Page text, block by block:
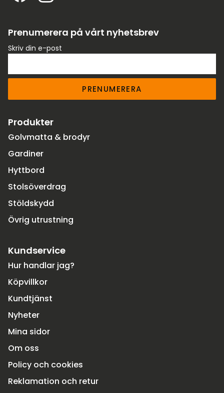
Prenumerera på vårt nyhetsbrev
Skriv din e-post
PRENUMERERA
Produkter
Golvmatta & brodyr
Gardiner
Hyttbord
Stolsöverdrag
Stöldskydd
Övrig utrustning
Kundservice
Hur handlar jag?
Köpvillkor
Kundtjänst
Nyheter
Mina sidor
Om oss
Policy och cookies
Reklamation och retur